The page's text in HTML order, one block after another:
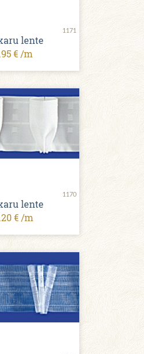
1171
lente
€ /m
1170
lente
€ /m